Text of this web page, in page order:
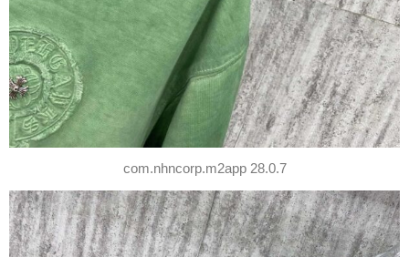
com.nhncorp.m2app 28.0.7